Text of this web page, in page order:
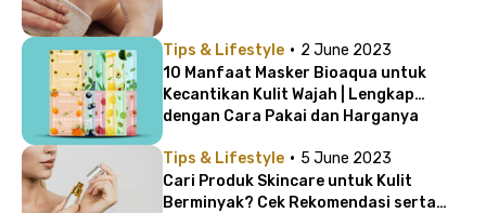
Tips & Lifestyle · 2 June 2023
10 Manfaat Masker Bioaqua untuk
Kecantikan Kulit Wajah | Lengkap
dengan Cara Pakai dan Harganya
Tips & Lifestyle · 5 June 2023
Cari Produk Skincare untuk Kulit
Berminyak? Cek Rekomendasi serta